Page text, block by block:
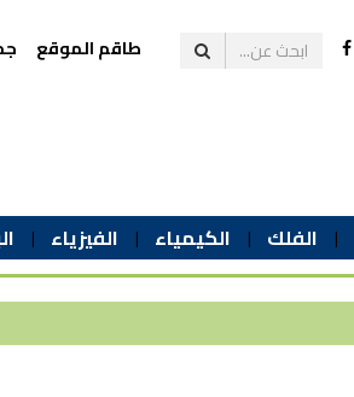
الفلك الكيمياء الفيزياء
طاقم الموقع